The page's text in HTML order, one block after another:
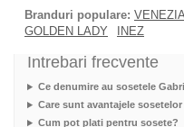
Branduri populare:
GOLDEN LADY
INEZ
Intrebari frecvente
Ce denumire au sosetele
Care sunt avantajele
Cum pot plati pentru sosete?